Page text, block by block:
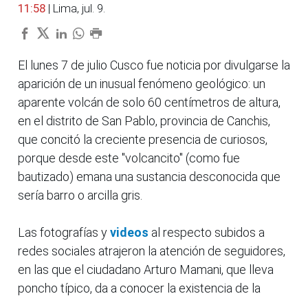
11:58 | Lima, jul. 9.
El lunes 7 de julio Cusco fue noticia por divulgarse la
aparición de un inusual fenómeno geológico: un
aparente volcán de solo 60 centímetros de altura,
en el distrito de San Pablo, provincia de Canchis,
que concitó la creciente presencia de curiosos,
porque desde este "volcancito" (como fue
bautizado) emana una sustancia desconocida que
sería barro o arcilla gris.
Las fotografías yvideos al respecto subidos a
redes sociales atrajeron la atención de seguidores,
en las que el ciudadano Arturo Mamani, que lleva
poncho típico, da a conocer la existencia de la